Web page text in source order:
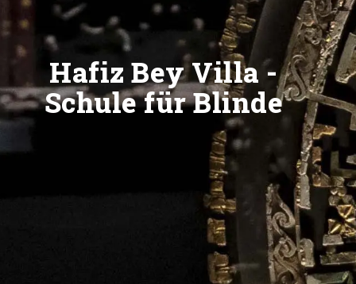
Hafiz Bey Villa -
Schule für Blinde